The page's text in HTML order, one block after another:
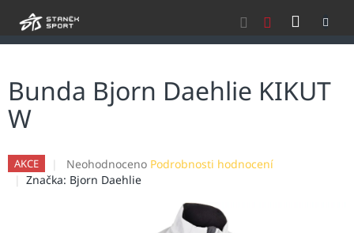
Bunda Bjorn Daehlie KIKUT
W
AKCE
Průměrné
hodnocení
Neohodnoceno Podrobnosti hodnocení
Značka: Bjorn Daehlie